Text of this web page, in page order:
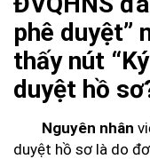
phê duyệt”
thấy nút
duyệt hồ
Nguyên nhân
duyệt hồ sơ là do